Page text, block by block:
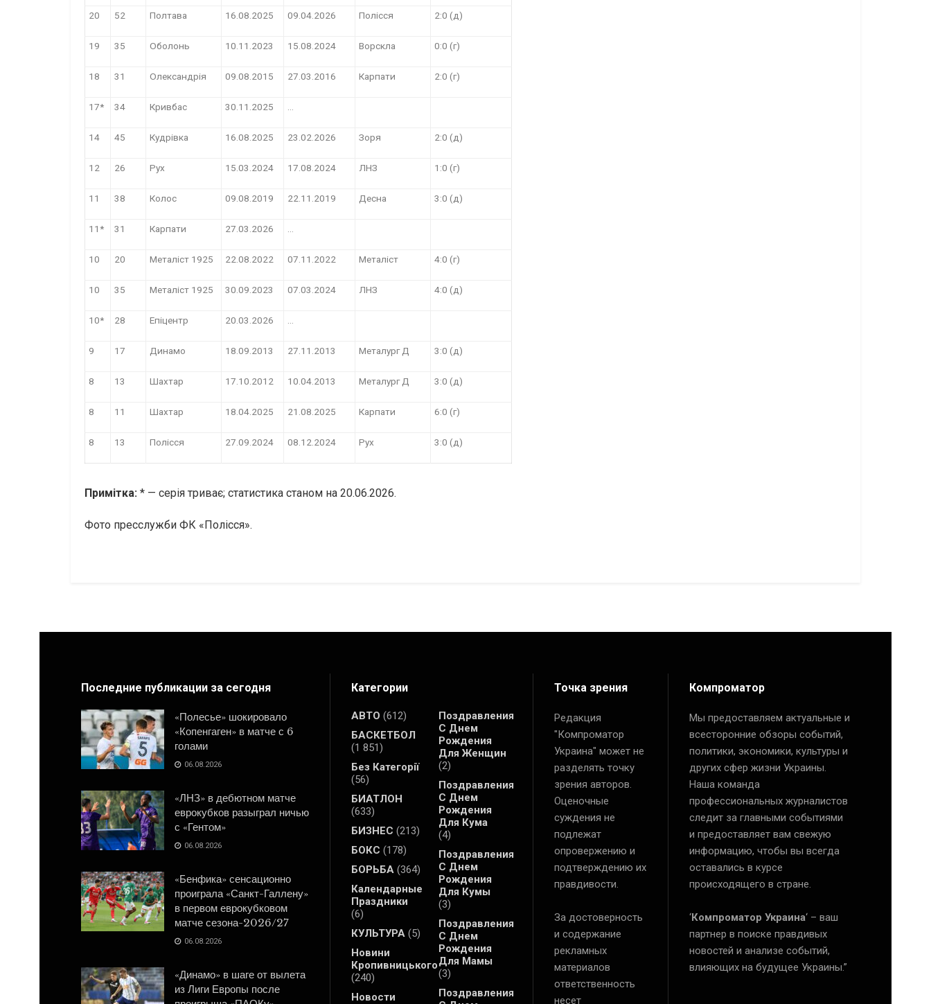
20 52 Полтава 16.08.2025 09.04.2026 Полісся 2:0 (д)
19 35 Оболонь 10.11.2023 15.08.2024 Ворскла 0:0 (г)
18 31 Олександрія 09.08.2015 27.03.2016 Карпати 2:0 (г)
17* 34 Кривбас 30.11.2025
14 45 Кудрівка 16.08.2025 23.02.2026 Зоря 2:0 (д)
12 26 Рух 15.03.2024 17.08.2024 ЛНЗ 1:0 (г)
11 38 Колос 09.08.2019 22.11.2019 Десна 3:0 (д)
11* 31 Карпати 27.03.2026
10 20 Металіст 1925 22.08.2022 07.11.2022 Металіст 4:0 (г)
10 35 Металіст 1925 30.09.2023 07.03.2024 ЛНЗ 4:0 (д)
10* 28 Епіцентр 20.03.2026
9 17 Динамо 18.09.2013 27.11.2013 Металург Д 3:0 (д)
8 13 Шахтар 17.10.2012 10.04.2013 Металург Д 3:0 (д)
8 11 Шахтар 18.04.2025 21.08.2025 Карпати 6:0 (г)
8 13 Полісся 27.09.2024 08.12.2024 Рух 3:0 (д)
Примітка: * — серія триває; статистика станом на 20.06.2026.
Фото пресслужби ФК «Полісся».
Последние публикации за сегодня
«Полесье» шокировало
«Копенгаген» в матче с 6
голами
06.08.2026
«ЛНЗ» в дебютном матче
еврокубков разыграл ничью
с «Гентом»
06.08.2026
«Бенфика» сенсационно
проиграла «Санкт-Галлену»
в первом еврокубковом
матче сезона-2026/27
06.08.2026
«Динамо» в шаге от вылета
из Лиги Европы после
Категории
АВТО (612)
БАСКЕТБОЛ
(1 851)
Без Категорії
(56)
БИАТЛОН
(633)
БИЗНЕС (213)
БОКС (178)
БОРЬБА (364)
Календарные
Праздники
(6)
КУЛЬТУРА (5)
Новини
Кропивницького
(240)
Новости
Поздравления
С Днем
Рождения
Для Женщин
(2)
Поздравления
С Днем
Рождения
Для Кума
(4)
Поздравления
С Днем
Рождения
Для Кумы
(3)
Поздравления
С Днем
Рождения
Для Мамы
(3)
Поздравления
Точка зрения
Редакция
"Компроматор
Украина" может не
разделять точку
зрения авторов.
Оценочные
суждения не
подлежат
опровержению и
подтверждению их
правдивости.
За достоверность
и содержание
рекламных
материалов
ответственность
несет
Компроматор
Мы предоставляем актуальные и
всесторонние обзоры событий,
политики, экономики, культуры и
других сфер жизни Украины.
Наша команда
профессиональных журналистов
следит за главными событиями
и предоставляет вам свежую
информацию, чтобы вы всегда
оставались в курсе
происходящего в стране.
‘Компроматор Украина‘ – ваш
партнер в поиске правдивых
новостей и анализе событий,
влияющих на будущее Украины.”